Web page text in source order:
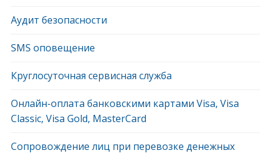
Аудит безопасности
SMS оповещение
Круглосуточная сервисная служба
Онлайн-оплата банковскими картами Visa, Visa
Classic, Visa Gold, MasterCard
Сопровождение лиц при перевозке денежных